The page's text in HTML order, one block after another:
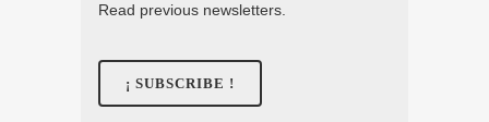
Read previous newsletters.